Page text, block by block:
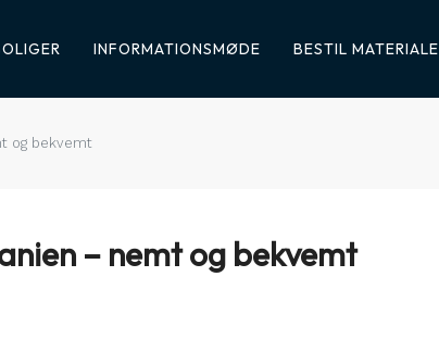
INFORMATIONSMØDE BESTIL MATERIALE
og bekvemt
– nemt og bekvemt